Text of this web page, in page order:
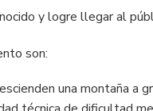
y logre llegar al
son:
una montaña a